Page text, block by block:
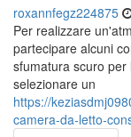
roxannfegz224875
Per realizzare
partecipare alcuni
sfumatura scuro
selezionare un
https://
camera-da-letto-